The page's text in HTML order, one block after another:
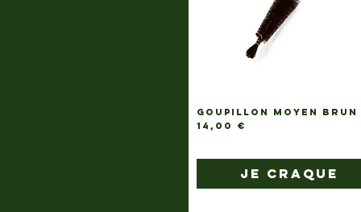
GOUPILLON MOYEN BRUN
Prix
14,00 €
je craque